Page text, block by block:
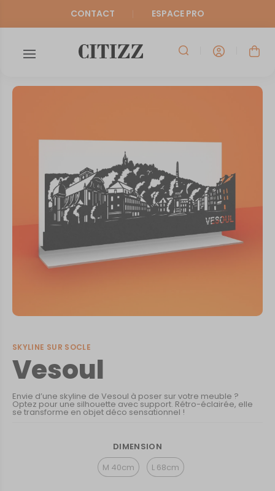
CONTACT ESPACE PRO
SKYLINE SUR SOCLE
Vesoul
Envie d’une skyline de Vesoul à poser sur votre meuble ?
Optez pour une silhouette avec support. Rétro-éclairée, elle
se transforme en objet déco sensationnel !
DIMENSION
M 40cm
L 68cm